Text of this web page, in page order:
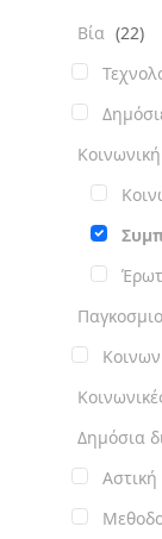
Βία (22)
Δημόσια